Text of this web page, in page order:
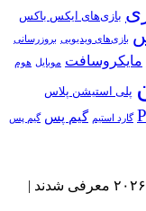
بازی‌های ایکس باکس
بازی‌های ویدیویی بروزرسانی
مایکروسافت موبایل هوم
پلی استیشن پلاس
گارد استیم گیم پس گیم پس
بازی‌های ماهانه پلی استیشن پلاس آگوست ۲۰۲۶ معرفی شدند |